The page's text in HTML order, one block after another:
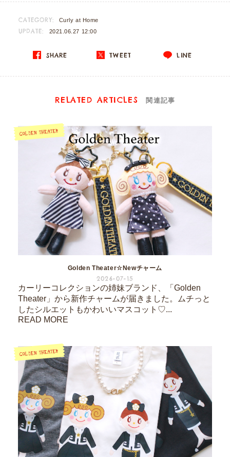
CATEGORY: Curly at Home
UPDATE: 2021.06.27 12:00
SHARE TWEET LINE
RELATED ARTICLES 関連記事
Golden Theater☆Newチャーム
2026-07-15
カーリーコレクションの姉妹ブランド、「Golden
Theater」から新作チャームが届きました。ムチっと
したシルエットもかわいいマスコット♡...
READ MORE